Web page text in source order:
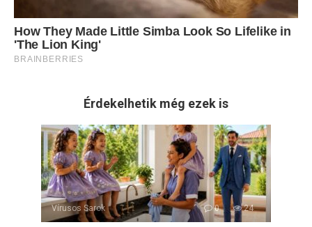
Érdekelhetik még ezek is
Vírusos Sarok 0 24